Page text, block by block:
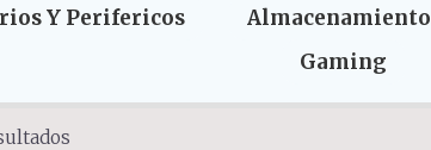
Y Perifericos Almacenamiento
Gaming